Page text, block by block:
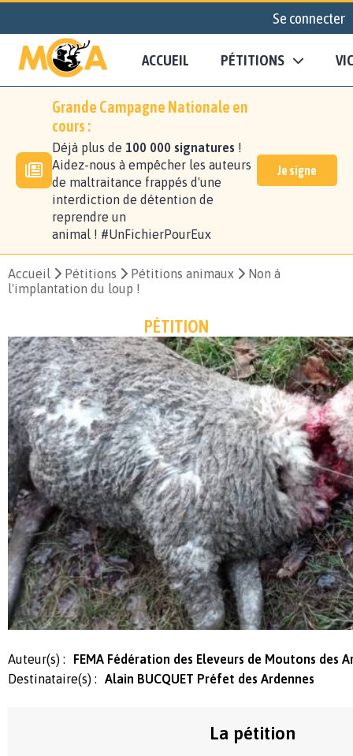
Se connecter
ACCUEIL PÉTITIONS
Grande Campagne Nationale en
cours :
Déjà plus de 100 000 signatures !
Aidez-nous à empêcher les auteurs
de maltraitance frappés d'une
interdiction de détention de
reprendre un
animal ! #UnFichierPourEux
Je signe
Accueil Pétitions Pétitions animaux
Non à
l'implantation du loup !
PÉTITION
Auteur(s) :
FEMA Fédération des Eleveurs de Moutons des
Destinataire(s) :
Alain BUCQUET Préfet des Ardennes
La pétition